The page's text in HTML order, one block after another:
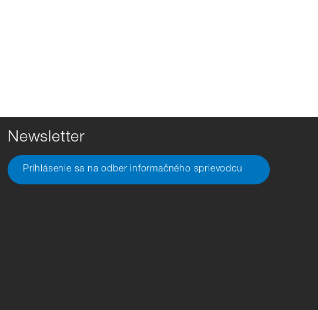
Newsletter
Prihlásenie sa na odber informačného sprievodcu